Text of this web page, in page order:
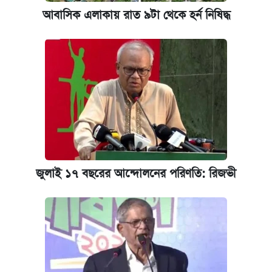
আবাসিক এলাকায় রাত ৯টা থেকে হর্ন নিষিদ্ধ
জুলাই ১৭ বছরের আন্দোলনের পরিণতি: রিজভী